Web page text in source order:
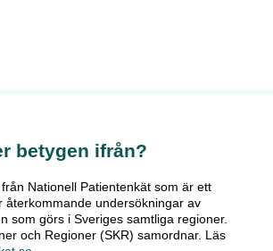
betygen ifrån?
Nationell Patientenkät som är ett
återkommande undersökningar av
som görs i Sveriges samtliga regioner.
och Regioner (SKR) samordnar. Läs